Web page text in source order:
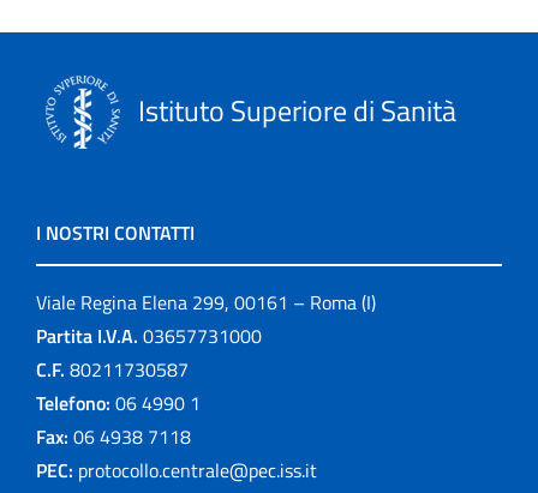
Istituto Superiore di Sanità
I NOSTRI CONTATTI
Viale Regina Elena 299, 00161 – Roma (I)
Partita I.V.A. 03657731000
C.F. 80211730587
Telefono: 06 4990 1
Fax: 06 4938 7118
PEC: protocollo.centrale@pec.iss.it